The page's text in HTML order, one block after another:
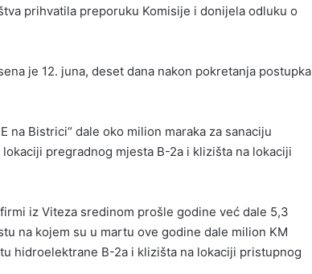
prihvatila preporuku Komisije i donijela odluku o
je 12. juna, deset dana nakon pokretanja postupka
na Bistrici“ dale oko milion maraka za sanaciju
pregradnog mjesta B-2a i klizišta na lokaciji
iz Viteza sredinom prošle godine već dale 5,3
na kojem su u martu ove godine dale milion KM
hidroelektrane B-2a i klizišta na lokaciji pristupnog